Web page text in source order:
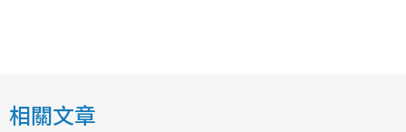
相關文章